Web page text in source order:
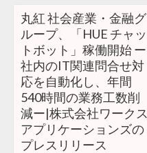
丸紅 社会産業・金融グ
ループ、「HUE チャッ
トボット」稼働開始 ー
社内のIT関連問合せ対
応を自動化し、年間
540時間の業務工数削
減ー|株式会社ワークス
アプリケーションズの
プレスリリース